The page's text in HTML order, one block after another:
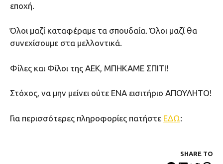
εποχή.
Όλοι μαζί καταφέραμε τα σπουδαία. Όλοι μαζί θα
συνεχίσουμε στα μελλοντικά.
Φίλες και Φίλοι της ΑΕΚ, ΜΠΗΚΑΜΕ ΣΠΙΤΙ!
Στόχος, να μην μείνει ούτε ΕΝΑ εισιτήριο ΑΠΟΥΛΗΤΟ!
Για περισσότερες πληροφορίες πατήστε ΕΔΩ:
SHARE ΤΟ